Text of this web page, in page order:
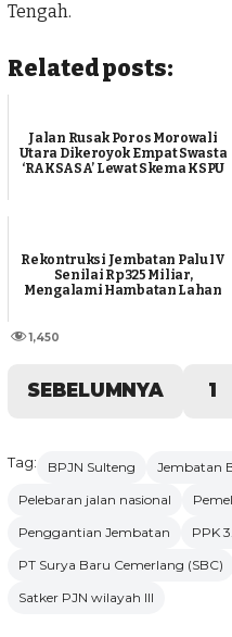
Tengah.
Related posts:
Jalan Rusak Poros Morowali
Utara Dikeroyok Empat Swasta
‘RAKSASA’ Lewat Skema KSPU
Rekontruksi Jembatan Palu IV
Senilai Rp325 Miliar,
Mengalami Hambatan Lahan
1,450
SEBELUMNYA 1
Tag: BPJN Sulteng Jembatan
Pelebaran jalan nasional
Penggantian Jembatan
PPK
PT Surya Baru Cemerlang (SBC)
Satker PJN wilayah III